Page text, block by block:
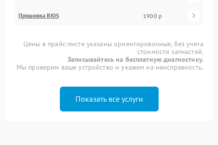
Прошивка BIOS 1900 р
Цены в прайс-листе указаны ориентировочные, без учета
стоимости запчастей.
Записывайтесь на бесплатную диагностику.
Мы проверим ваше устройство и укажем на неисправность.
Показать все услуги